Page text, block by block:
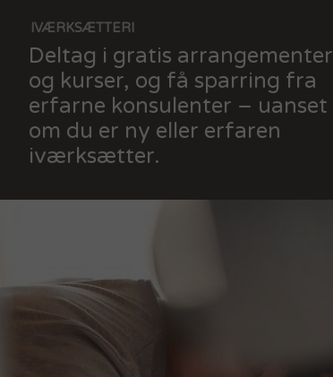
IVÆRKSÆTTERI
Deltag i gratis arrangementer
og kurser, og få sparring fra
erfarne konsulenter – uanset
om du er ny eller erfaren
iværksætter.